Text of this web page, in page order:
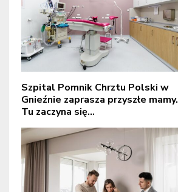
Szpital Pomnik Chrztu Polski w
Gnieźnie zaprasza przyszłe mamy.
Tu zaczyna się...